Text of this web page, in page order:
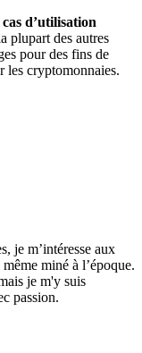
d’utilisation
plupart des autres
pour des fins de
les cryptomonnaies.
je m’intéresse aux
miné à l’époque.
je m'y suis
passion.